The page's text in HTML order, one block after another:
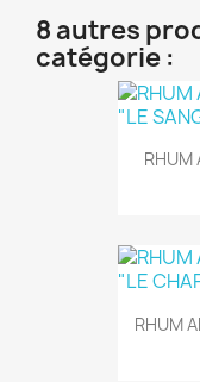
8 autres
catégorie :
RHUM
RHUM